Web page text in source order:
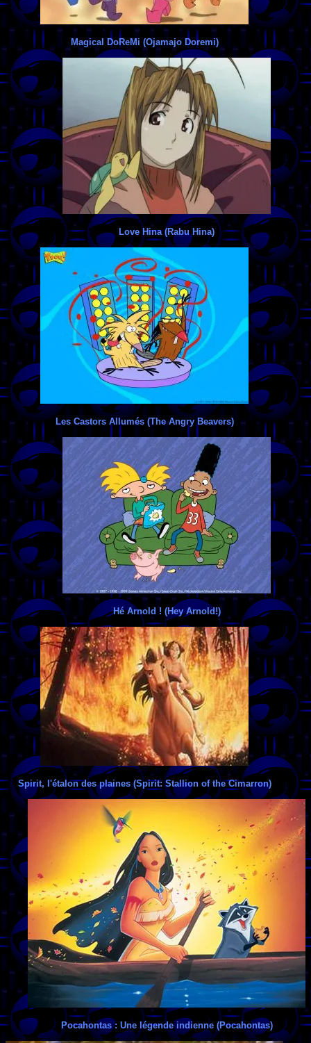
Magical DoReMi (Ojamajo Doremi)
Love Hina (Rabu Hina)
Les Castors Allumés (The Angry Beavers)
Hé Arnold ! (Hey Arnold!)
Spirit, l'étalon des plaines (Spirit: Stallion of the Cimarron)
Pocahontas : Une légende indienne (Pocahontas)